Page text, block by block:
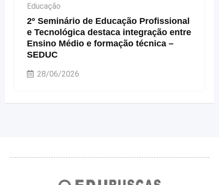
Educação
2º Seminário de Educação Profissional
e Tecnológica destaca integração entre
Ensino Médio e formação técnica –
SEDUC
28/06/2026